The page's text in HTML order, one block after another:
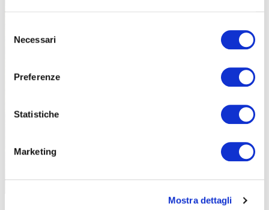
delNecessari
Preferenze
Statistiche
Marketing
Mostra dettagli